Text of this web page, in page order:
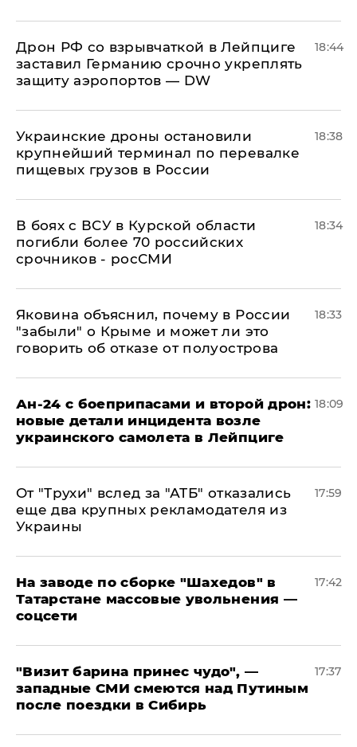
​Дрон РФ со взрывчаткой в Лейпциге
заставил Германию срочно укреплять
защиту аэропортов — DW
18:44
Украинские дроны остановили
крупнейший терминал по перевалке
пищевых грузов в России
18:38
В боях с ВСУ в Курской области
погибли более 70 российских
срочников - росСМИ
18:34
Яковина объяснил, почему в России
"забыли" о Крыме и может ли это
говорить об отказе от полуострова
18:33
Ан-24 с боеприпасами и второй дрон:
новые детали инцидента возле
украинского самолета в Лейпциге
18:09
От "Трухи" вслед за "АТБ" отказались
еще два крупных рекламодателя из
Украины
17:59
На заводе по сборке "Шахедов" в
Татарстане массовые увольнения —
соцсети
17:42
"Визит барина принес чудо", —
западные СМИ смеются над Путиным
после поездки в Сибирь
17:37